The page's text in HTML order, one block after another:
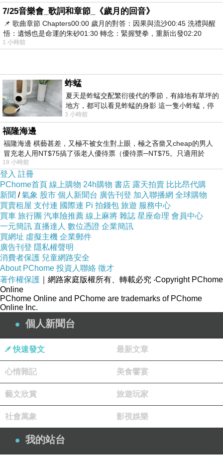
7/25音樂會_歌詞和章節_《歲月的回音》
📌 歌曲章節 Chapters00:00​ 歲月的對答：因果與流沙00:45​ 洗禮與醒
悟：遺憾也是命運的朱砂01:30​ 轉念：緊握雙拳，重新出發02:20
1 小時前
蚱蜢
夏天是蚱蜢交配繁衍後代的季節，有綠地有草坪的
地方，都可以看見蚱蜢的身影 這一隻小蚱蜢，停
在車頂上，怎麼樣小心驅趕，都無動
3 小時前
福隆海邊
福隆海邊 棋藝甚差，又極不被女生對上眼，極之吝嗇又cheap的男人
冒充老人用NT$75搞了張老人優待票（優待票─NT$75。只適用於
19 小時前
登入 註冊
PChome首頁 線上購物 24h購物 書店 露天拍賣 比比昂代購
新聞 /氣象 股市 個人新聞台 廣告刊登 加入聯播網 全球購物
買賣租屋 支付連 國際連 Pi 拍錢包 旅遊 服務中心
買車 旅行團 汽車險推薦 線上麻將 雜誌 星座命理 會員中心
一元簡訊 直播達人 數位憑證 企業簡訊
買網址 虛擬主機 企業郵件
廣告刊登 隱私權聲明
消費者保護 兒童網路安全
About PChome 投資人聯絡 徵才
著作權保護 ｜網路家庭版權所有、轉載必究 ‧Copyright PChome
Online
PChome Online and PChome are trademarks of PChome
Online Inc.
個人新聞台
快速發文 最新文章
心情雜記 美食饗宴
藝文欣賞 旅遊玩家
社會萬象 影視娛樂
我的站台